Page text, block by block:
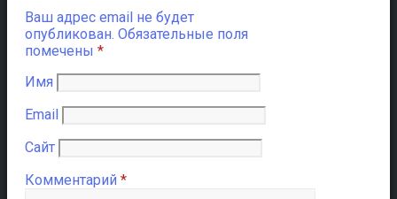
Ваш адрес email не будет
опубликован. Обязательные поля
помечены *
Имя
Email
Сайт
Комментарий *